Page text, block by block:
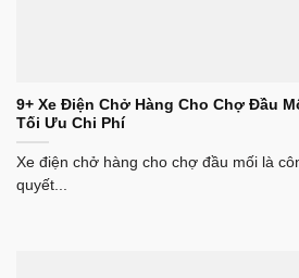
9+ Xe Điện Chở Hàng Cho Chợ Đầu
Tối Ưu Chi Phí
Xe điện chở hàng cho chợ đầu mối là
quyết...